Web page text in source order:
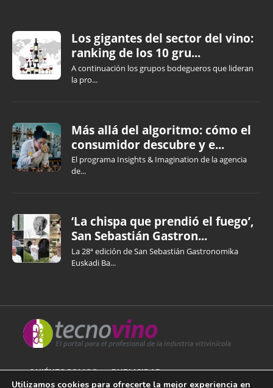
Los gigantes del sector del vino:
ranking de los 10 gru...
A continuación los grupos bodegueros que lideran
la pro...
Más allá del algoritmo: cómo el
consumidor descubre y e...
El programa Insights & Imagination de la agencia
de...
‘La chispa que prendió el fuego’,
San Sebastián Gastron...
La 28ª edición de San Sebastián Gastronomika
Euskadi Ba...
QUIÉNES SOMOS PUBLICIDAD
Utilizamos cookies para ofrecerte la mejor experiencia en